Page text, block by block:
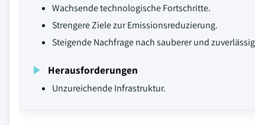
Wachsende technologische Fortschritte.
Strengere Ziele zur Emissionsreduzierung.
Steigende Nachfrage nach sauberer und
Herausforderungen
Unzureichende Infrastruktur.